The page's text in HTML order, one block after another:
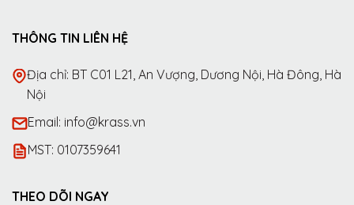
THÔNG TIN LIÊN HỆ
Địa chỉ: BT C01 L21, An Vượng, Dương Nội, Hà Đông, Hà
Nội
Email: info@krass.vn
MST: 0107359641
THEO DÕI NGAY